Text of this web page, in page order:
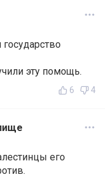
эту помощь.
6 4
его